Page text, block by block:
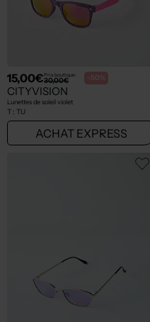
15,00€Prix boutique :
30,00€ -50%
CITYVISION
Lunettes de soleil violet
T : TU
ACHAT EXPRESS